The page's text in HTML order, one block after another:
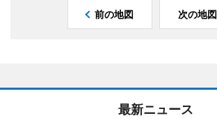
前の地図 次の地図
最新ニュース